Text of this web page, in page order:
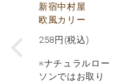
新宿中村屋
欧風カリー
258 円(税込)
※ナチュラルロー
ソンではお取り